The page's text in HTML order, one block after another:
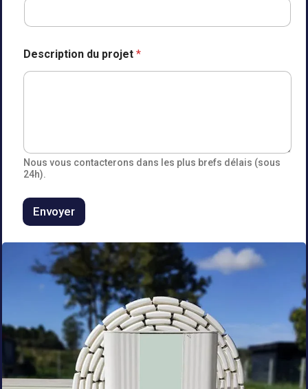
Description du projet *
Nous vous contacterons dans les plus brefs délais (sous
24h).
Envoyer